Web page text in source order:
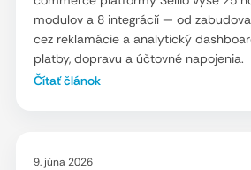
modulov a 8 integrácií — od
cez reklamácie a analytický
platby, dopravu a účtovné napojenia.
Čítať článok
9. júna 2026